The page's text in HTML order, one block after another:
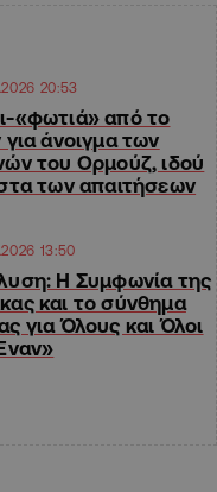
20:53
«φωτιά» από το
για άνοιγμα των
του Ορμούζ, ιδού
των απαιτήσεων
13:50
Η Συμφωνία της
και το σύνθημα
για Όλους και Όλοι